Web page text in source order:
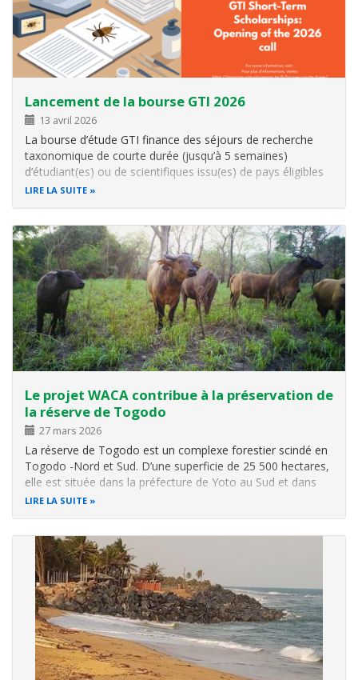
Lancement de la bourse GTI 2026
13 avril 2026
La bourse d’étude GTI finance des séjours de recherche
taxonomique de courte durée (jusqu’à 5 semaines)
d’étudiant(es) ou de scientifiques issu(es) de pays éligibles
dans un centre belge d’expertise taxonomique. Date limite
LIRE LA SUITE
Le projet WACA contribue à la préservation de
la réserve de Togodo
27 mars 2026
La réserve de Togodo est un complexe forestier scindé en
Togodo -Nord et Sud. D’une superficie de 25 500 hectares,
elle est située dans la préfecture de Yoto au Sud et dans
celle de Haho au Nord. Elle est entourée de plusieurs
LIRE LA SUITE